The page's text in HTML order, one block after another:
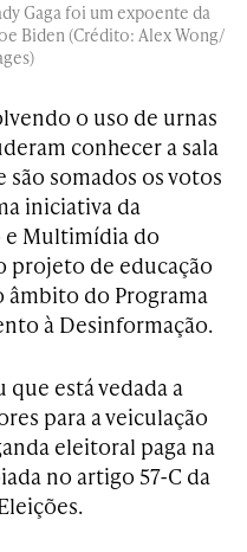
Gaga foi um expoente da
Biden (Crédito: Alex Wong/
o uso de urnas
conhecer a sala
somados os votos
iniciativa da
e Multimídia do
projeto de educação
âmbito do Programa
à Desinformação.
que está vedada a
para a veiculação
eleitoral paga na
no artigo 57-C da